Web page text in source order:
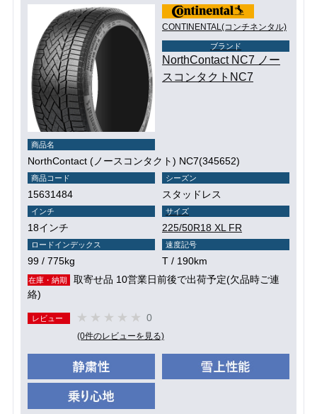
CONTINENTAL(コンチネンタル)
ブランド
NorthContact NC7 ノー
スコンタクトNC7
商品名
NorthContact (ノースコンタクト) NC7(345652)
商品コード
15631484
シーズン
スタッドレス
インチ
18インチ
サイズ
225/50R18 XL FR
ロードインデックス
99 / 775kg
速度記号
T / 190km
在庫・納期
取寄せ品 10営業日前後で出荷予定(欠品時ご連
絡)
レビュー 0
(0件のレビューを見る)